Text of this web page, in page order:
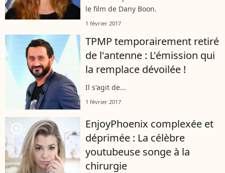
le film de Dany Boon.
1 février 2017
TPMP temporairement retiré
de l'antenne : L'émission qui
la remplace dévoilée !
Il s'agit de...
1 février 2017
player2
EnjoyPhoenix complexée et
déprimée : La célèbre
youtubeuse songe à la
chirurgie